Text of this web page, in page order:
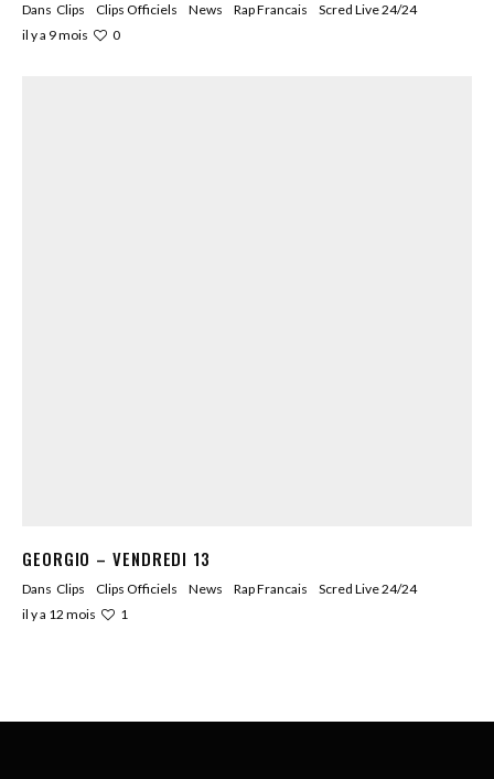
Dans Clips Clips Officiels News Rap Francais
Scred Live 24/24
il y a 9 mois
0
GEORGIO – VENDREDI 13
Dans Clips Clips Officiels News Rap Francais
Scred Live 24/24
il y a 12 mois
1